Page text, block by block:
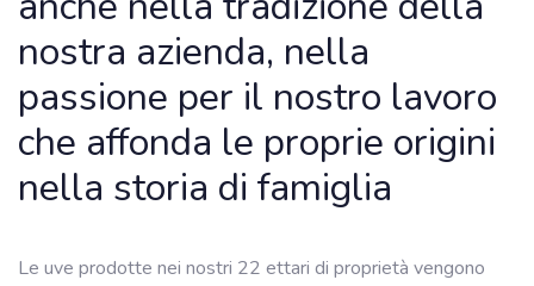
nostra azienda, nella
passione per il nostro lavoro
che affonda le proprie origini
nella storia di famiglia
Le uve prodotte nei nostri 22 ettari di proprietà vengono